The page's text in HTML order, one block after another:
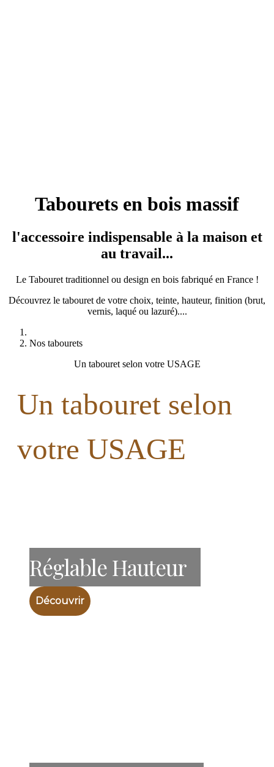
Tabourets en bois massif
l'accessoire indispensable à la maison et
au travail...
Le Tabouret traditionnel ou design en bois fabriqué en France !
Découvrez le tabouret de votre choix, teinte, hauteur, finition (brut,
vernis, laqué ou lazuré)....
Nos tabourets
Un tabouret selon votre USAGE
Un tabouret selon
votre USAGE
Réglable Hauteur
Découvrir